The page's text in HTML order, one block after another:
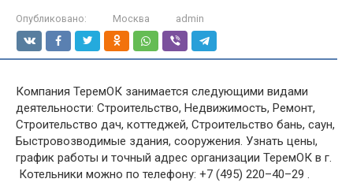
Опубликовано: Москва admin
Компания ТеремОК занимается следующими видами
деятельности: Строительство, Недвижимость, Ремонт,
Строительство дач, коттеджей, Строительство бань, саун,
Быстровозводимые здания, сооружения. Узнать цены,
график работы и точный адрес организации ТеремОК в г.
Котельники можно по телефону: +7 (495) 220–40–29 .